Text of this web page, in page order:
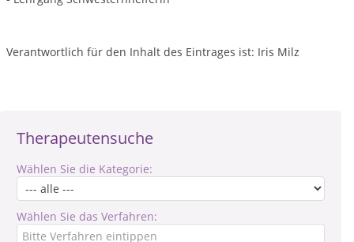
Therapeutensuche
Wählen Sie die Kategorie:
Wählen Sie das Verfahren:
Verantwortlich für den Inhalt des Eintrages ist: Iris Milz